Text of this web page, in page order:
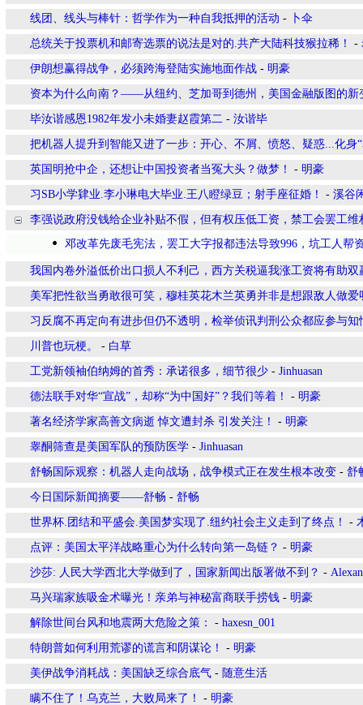
线团、线头与棒针：哲学作为一种自我抵押的活动 - 卜伞
总统关于投票机和邮寄选票的说法是对的.共产大陆科技猴拉稀！ -
伊朗想赢得战争，必须跨海登陆实施地面作战 - 明豪
资本为什么向南？——从纽约、芝加哥到德州，美国金融版图的新
毕汝谐感恩1982年发小未婚妻赵霞第二 - 汝谐毕
把机器人提升到智能又进了一步：开心、不屑、愤怒、疑惑...化身
英国明抢中企，还想让中国投资者当冤大头？做梦！ - 明豪
习SB小学肄业.李小琳电大毕业.王八瞪绿豆；射手座征婚！ - 溪谷
李强说政府没钱给企业补贴不假，但有权压低工资，禁工会罢工维
邓改革先废毛宪法，罢工大字报都违法导致996，坑工人帮
我国内卷外溢低价出口损人不利己，西方关税逼我涨工资将有助双
美军把性欲当勇敢很可笑，穆桂英花木兰英勇并非是想跟敌人做爱
习反腐不再定向有进步但仍不透明，检举侦讯判刑公众都应参与知
川普也玩梗。 - 白草
工党新领袖伯纳姆的首秀：承诺很多，细节很少 - Jinhuasan
德法联手对华“宣战”，却称“为中国好”？我们等着！ - 明豪
著名经济学家高善文病逝 悼文遭封杀 引发关注！ - 明豪
睾酮筛查是美国军队的预防医学 - Jinhuasan
舒畅国际观察：机器人走向战场，战争模式正在发生根本改变 - 舒
今日国际新闻摘要——舒畅 - 舒畅
世界杯.团结和平盛会.美国梦实现了.纽约社会主义走到了终点！ -
点评：美国太平洋战略重心为什么转向第一岛链？ - 明豪
沙莎: 人民大学西北大学做到了，国家新闻出版署做不到？ -
马兴瑞家族吸金术曝光！亲弟与神秘富商联手捞钱 - 明豪
解除世间台风和地震两大危险之策： - haxesn_001
特朗普如何利用荒谬的谎言和阴谋论！ - 明豪
美伊战争消耗战：美国缺乏综合底气 - 随意生活
瞒不住了！乌克兰，大败局来了！ - 明豪